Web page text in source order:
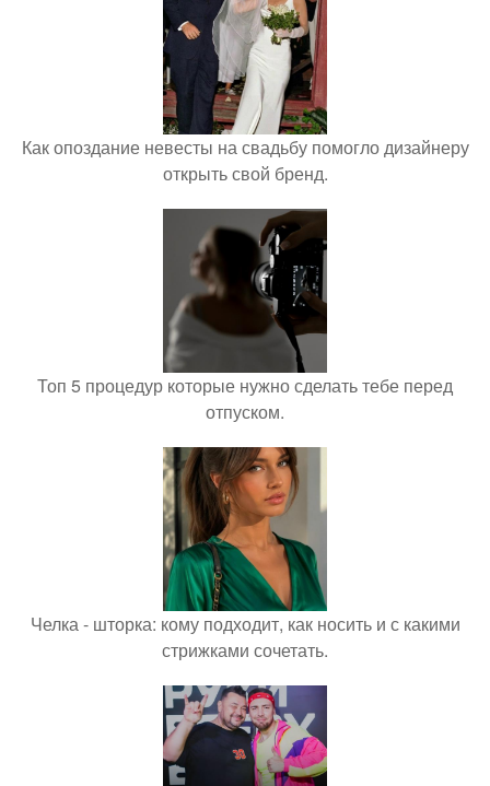
Как опоздание невесты на свадьбу помогло дизайнеру
открыть свой бренд.
Топ 5 процедур которые нужно сделать тебе перед
отпуском.
Челка - шторка: кому подходит, как носить и с какими
стрижками сочетать.